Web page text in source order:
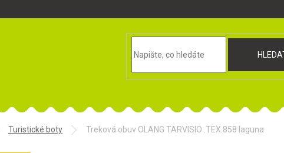
Turistické boty Treková obuv OLANG TARVISIO .TEX.858 laguna